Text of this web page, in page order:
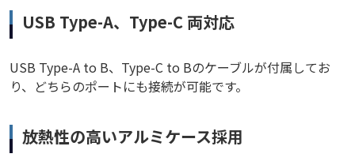
USB Type-A、Type-C 両対応
USB Type-A to B、Type-C to Bのケーブルが付属してお
り、どちらのポートにも接続が可能です。
放熱性の高いアルミケース採用